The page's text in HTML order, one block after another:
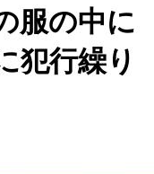
服の中に
犯行繰り